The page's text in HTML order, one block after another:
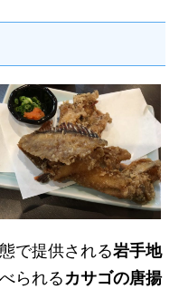
で提供される岩手地
られるカサゴの唐揚